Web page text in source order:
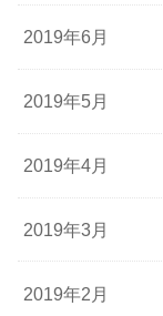
2019年6月
2019年5月
2019年4月
2019年3月
2019年2月